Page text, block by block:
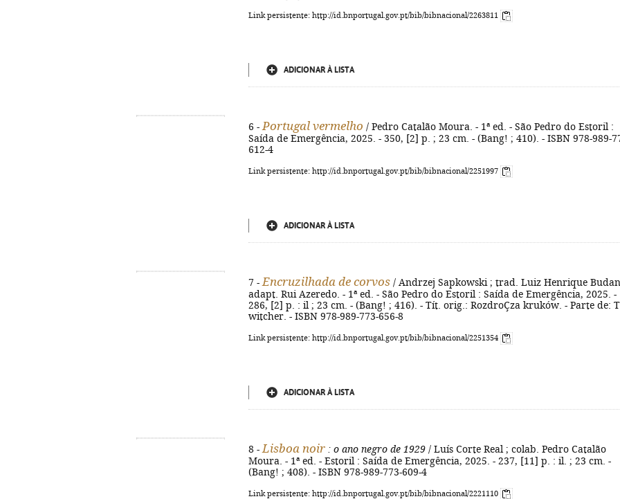
Link persistente: http://id.bnportugal.gov.pt/bib/bibnacional/2263811
ADICIONAR À LISTA
6 - Portugal vermelho / Pedro Catalão Moura. - 1ª ed. - São Pedro do Estoril :
Saída de Emergência, 2025. - 350, [2] p. ; 23 cm. - (Bang! ; 410). - ISBN 978-989-
612-4
Link persistente: http://id.bnportugal.gov.pt/bib/bibnacional/2251997
ADICIONAR À LISTA
7 - Encruzilhada de corvos / Andrzej Sapkowski ; trad. Luiz Henrique
adapt. Rui Azeredo. - 1ª ed. - São Pedro do Estoril : Saída de Emergência, 2025. -
286, [2] p. : il ; 23 cm. - (Bang! ; 416). - Tít. orig.: RozdroÇza kruków. - Parte de:
witcher. - ISBN 978-989-773-656-8
Link persistente: http://id.bnportugal.gov.pt/bib/bibnacional/2251354
ADICIONAR À LISTA
8 - Lisboa noir : o ano negro de 1929 / Luís Corte Real ; colab. Pedro Catalão
Moura. - 1ª ed. - Estoril : Saída de Emergência, 2025. - 237, [11] p. : il. ; 23 cm. -
(Bang! ; 408). - ISBN 978-989-773-609-4
Link persistente: http://id.bnportugal.gov.pt/bib/bibnacional/2221110